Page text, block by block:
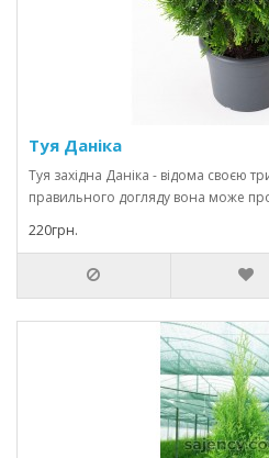
Туя Даніка
Туя західна Даніка - відома своєю
правильного догляду вона може
220грн.